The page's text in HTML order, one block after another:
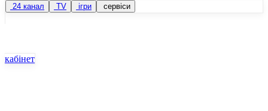
24 канал
TV ігри сервіси
кабінет